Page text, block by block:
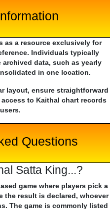
as a resource exclusively for
Individuals typically
data, such as yearly
in one location.
layout, ensure straightforward
to Kaithal chart records
Questions
Satta King...?
game where players pick a
the result is declared, whoever
The game is commonly listed